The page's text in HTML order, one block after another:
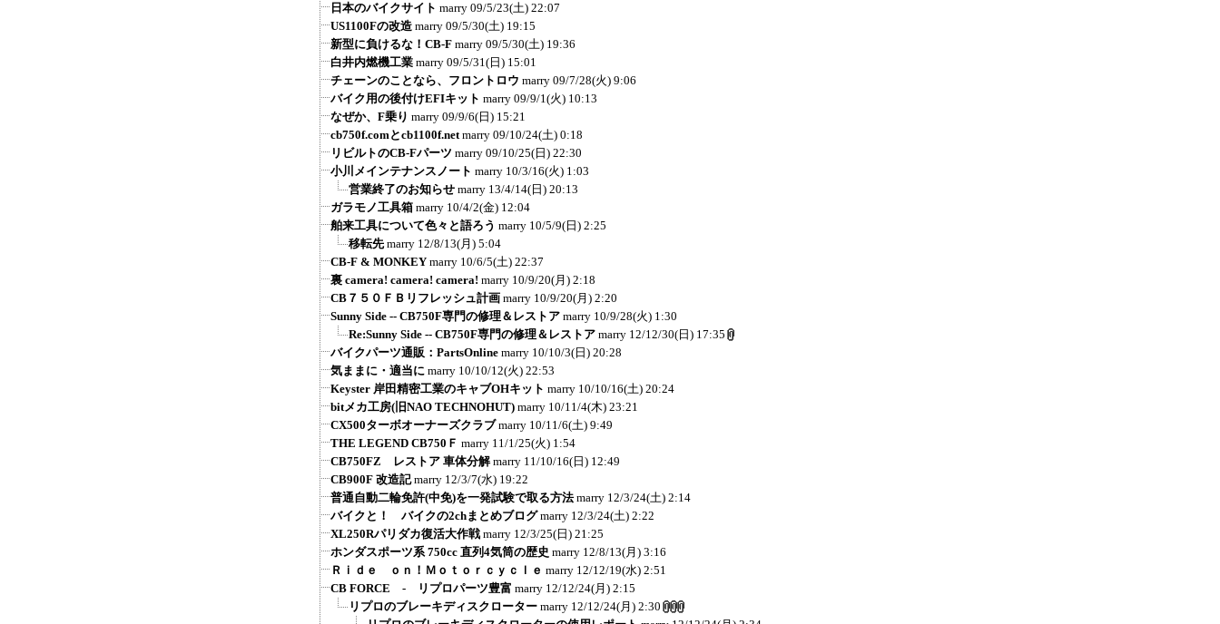
日本のバイクサイト marry 09/5/23(土) 22:07
US1100Fの改造 marry 09/5/30(土) 19:15
新型に負けるな！CB-F marry 09/5/30(土) 19:36
白井内燃機工業 marry 09/5/31(日) 15:01
チェーンのことなら、フロントロウ marry 09/7/28(火) 9:06
バイク用の後付けEFIキット marry 09/9/1(火) 10:13
なぜか、F乗り marry 09/9/6(日) 15:21
cb750f.comとcb1100f.net marry 09/10/24(土) 0:18
リビルトのCB-Fパーツ marry 09/10/25(日) 22:30
小川メインテナンスノート marry 10/3/16(火) 1:03
営業終了のお知らせ marry 13/4/14(日) 20:13
ガラモノ工具箱 marry 10/4/2(金) 12:04
舶来工具について色々と語ろう marry 10/5/9(日) 2:25
移転先 marry 12/8/13(月) 5:04
CB-F & MONKEY marry 10/6/5(土) 22:37
裏 camera! camera! camera! marry 10/9/20(月) 2:18
CB７５０ＦＢリフレッシュ計画 marry 10/9/20(月) 2:20
Sunny Side -- CB750F専門の修理＆レストア marry 10/9/28(火) 1:30
Re:Sunny Side -- CB750F専門の修理＆レストア marry 12/12/30(日) 17:35
バイクパーツ通販：PartsOnline marry 10/10/3(日) 20:28
気ままに・適当に marry 10/10/12(火) 22:53
Keyster 岸田精密工業のキャブOHキット marry 10/10/16(土) 20:24
bitメカ工房(旧NAO TECHNOHUT) marry 10/11/4(木) 23:21
CX500ターボオーナーズクラブ marry 10/11/6(土) 9:49
THE LEGEND CB750Ｆ marry 11/1/25(火) 1:54
CB750FZ レストア 車体分解 marry 11/10/16(日) 12:49
CB900F 改造記 marry 12/3/7(水) 19:22
普通自動二輪免許(中免)を一発試験で取る方法 marry 12/3/24(土) 2:14
バイクと！ バイクの2chまとめブログ marry 12/3/24(土) 2:22
XL250Rパリダカ復活大作戦 marry 12/3/25(日) 21:25
ホンダスポーツ系 750cc 直列4気筒の歴史 marry 12/8/13(月) 3:16
Ｒｉｄｅ ｏｎ！Ｍｏｔｏｒｃｙｃｌｅ marry 12/12/19(水) 2:51
CB FORCE - リプロパーツ豊富 marry 12/12/24(月) 2:15
リプロのブレーキディスクローター marry 12/12/24(月) 2:30